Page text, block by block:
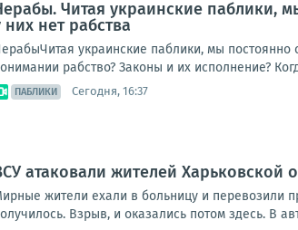
Читая украинские паблики,
них нет рабства
украинские паблики, мы
рабство? Законы и их исполнение?
ПАБЛИКИ Сегодня, 16:37
атаковали жителей Харьковской
жители ехали в больницу и перевозили
Взрыв, и оказались потом здесь. В